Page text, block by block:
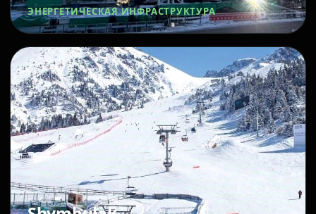
ЭНЕРГЕТИЧЕСКАЯ ИНФРАСТРУКТУРА